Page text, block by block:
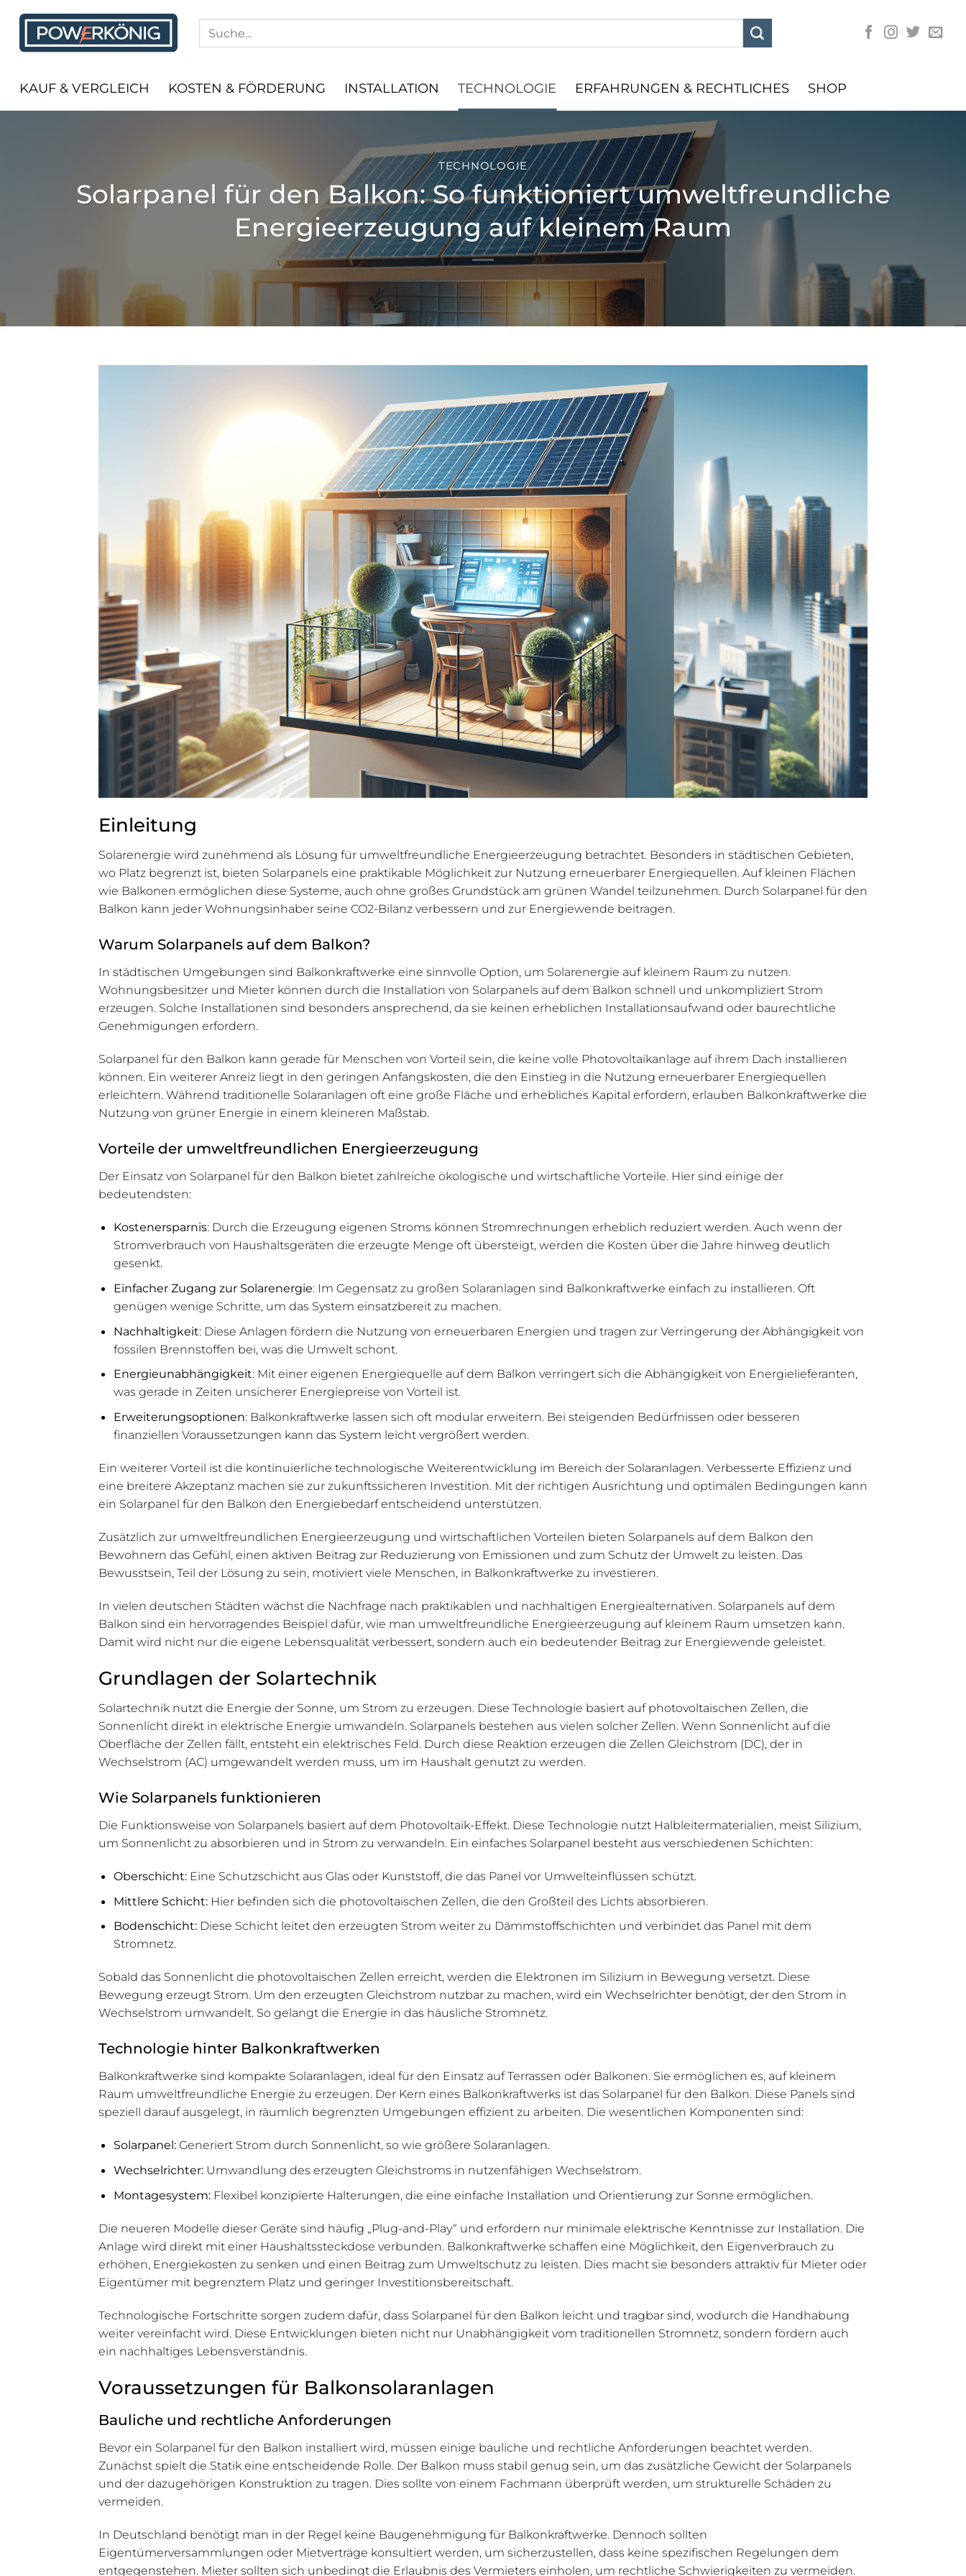
Inhalt
springen
KAUF & VERGLEICH KOSTEN & FÖRDERUNG INSTALLATION TECHNOLOGIE ERFAHRUNGEN & RECHTLICHES SHOP
TECHNOLOGIE
Solarpanel für den Balkon: So funktioniert umweltfreundliche
Energieerzeugung auf kleinem Raum
Einleitung
Solarenergie wird zunehmend als Lösung für umweltfreundliche Energieerzeugung betrachtet. Besonders in städtischen Gebieten,
wo Platz begrenzt ist, bieten Solarpanels eine praktikable Möglichkeit zur Nutzung erneuerbarer Energiequellen. Auf kleinen Flächen
wie Balkonen ermöglichen diese Systeme, auch ohne großes Grundstück am grünen Wandel teilzunehmen. Durch Solarpanel für den
Balkon kann jeder Wohnungsinhaber seine CO2-Bilanz verbessern und zur Energiewende beitragen.
Warum Solarpanels auf dem Balkon?
In städtischen Umgebungen sind Balkonkraftwerke eine sinnvolle Option, um Solarenergie auf kleinem Raum zu nutzen.
Wohnungsbesitzer und Mieter können durch die Installation von Solarpanels auf dem Balkon schnell und unkompliziert Strom
erzeugen. Solche Installationen sind besonders ansprechend, da sie keinen erheblichen Installationsaufwand oder baurechtliche
Genehmigungen erfordern.
Solarpanel für den Balkon kann gerade für Menschen von Vorteil sein, die keine volle Photovoltaikanlage auf ihrem Dach installieren
können. Ein weiterer Anreiz liegt in den geringen Anfangskosten, die den Einstieg in die Nutzung erneuerbarer Energiequellen
erleichtern. Während traditionelle Solaranlagen oft eine große Fläche und erhebliches Kapital erfordern, erlauben Balkonkraftwerke die
Nutzung von grüner Energie in einem kleineren Maßstab.
Vorteile der umweltfreundlichen Energieerzeugung
Der Einsatz von Solarpanel für den Balkon bietet zahlreiche ökologische und wirtschaftliche Vorteile. Hier sind einige der
bedeutendsten:
Kostenersparnis: Durch die Erzeugung eigenen Stroms können Stromrechnungen erheblich reduziert werden. Auch wenn der
Stromverbrauch von Haushaltsgeräten die erzeugte Menge oft übersteigt, werden die Kosten über die Jahre hinweg deutlich
gesenkt.
Einfacher Zugang zur Solarenergie: Im Gegensatz zu großen Solaranlagen sind Balkonkraftwerke einfach zu installieren. Oft
genügen wenige Schritte, um das System einsatzbereit zu machen.
Nachhaltigkeit: Diese Anlagen fördern die Nutzung von erneuerbaren Energien und tragen zur Verringerung der Abhängigkeit von
fossilen Brennstoffen bei, was die Umwelt schont.
Energieunabhängigkeit: Mit einer eigenen Energiequelle auf dem Balkon verringert sich die Abhängigkeit von Energielieferanten,
was gerade in Zeiten unsicherer Energiepreise von Vorteil ist.
Erweiterungsoptionen: Balkonkraftwerke lassen sich oft modular erweitern. Bei steigenden Bedürfnissen oder besseren
finanziellen Voraussetzungen kann das System leicht vergrößert werden.
Ein weiterer Vorteil ist die kontinuierliche technologische Weiterentwicklung im Bereich der Solaranlagen. Verbesserte Effizienz und
eine breitere Akzeptanz machen sie zur zukunftssicheren Investition. Mit der richtigen Ausrichtung und optimalen Bedingungen kann
ein Solarpanel für den Balkon den Energiebedarf entscheidend unterstützen.
Zusätzlich zur umweltfreundlichen Energieerzeugung und wirtschaftlichen Vorteilen bieten Solarpanels auf dem Balkon den
Bewohnern das Gefühl, einen aktiven Beitrag zur Reduzierung von Emissionen und zum Schutz der Umwelt zu leisten. Das
Bewusstsein, Teil der Lösung zu sein, motiviert viele Menschen, in Balkonkraftwerke zu investieren.
In vielen deutschen Städten wächst die Nachfrage nach praktikablen und nachhaltigen Energiealternativen. Solarpanels auf dem
Balkon sind ein hervorragendes Beispiel dafür, wie man umweltfreundliche Energieerzeugung auf kleinem Raum umsetzen kann.
Damit wird nicht nur die eigene Lebensqualität verbessert, sondern auch ein bedeutender Beitrag zur Energiewende geleistet.
Grundlagen der Solartechnik
Solartechnik nutzt die Energie der Sonne, um Strom zu erzeugen. Diese Technologie basiert auf photovoltaischen Zellen, die
Sonnenlicht direkt in elektrische Energie umwandeln. Solarpanels bestehen aus vielen solcher Zellen. Wenn Sonnenlicht auf die
Oberfläche der Zellen fällt, entsteht ein elektrisches Feld. Durch diese Reaktion erzeugen die Zellen Gleichstrom (DC), der in
Wechselstrom (AC) umgewandelt werden muss, um im Haushalt genutzt zu werden.
Wie Solarpanels funktionieren
Die Funktionsweise von Solarpanels basiert auf dem Photovoltaik-Effekt. Diese Technologie nutzt Halbleitermaterialien, meist Silizium,
um Sonnenlicht zu absorbieren und in Strom zu verwandeln. Ein einfaches Solarpanel besteht aus verschiedenen Schichten:
Oberschicht: Eine Schutzschicht aus Glas oder Kunststoff, die das Panel vor Umwelteinflüssen schützt.
Mittlere Schicht: Hier befinden sich die photovoltaischen Zellen, die den Großteil des Lichts absorbieren.
Bodenschicht: Diese Schicht leitet den erzeugten Strom weiter zu Dämmstoffschichten und verbindet das Panel mit dem
Stromnetz.
Sobald das Sonnenlicht die photovoltaischen Zellen erreicht, werden die Elektronen im Silizium in Bewegung versetzt. Diese
Bewegung erzeugt Strom. Um den erzeugten Gleichstrom nutzbar zu machen, wird ein Wechselrichter benötigt, der den Strom in
Wechselstrom umwandelt. So gelangt die Energie in das häusliche Stromnetz.
Technologie hinter Balkonkraftwerken
Balkonkraftwerke sind kompakte Solaranlagen, ideal für den Einsatz auf Terrassen oder Balkonen. Sie ermöglichen es, auf kleinem
Raum umweltfreundliche Energie zu erzeugen. Der Kern eines Balkonkraftwerks ist das Solarpanel für den Balkon. Diese Panels sind
speziell darauf ausgelegt, in räumlich begrenzten Umgebungen effizient zu arbeiten. Die wesentlichen Komponenten sind:
Solarpanel: Generiert Strom durch Sonnenlicht, so wie größere Solaranlagen.
Wechselrichter: Umwandlung des erzeugten Gleichstroms in nutzenfähigen Wechselstrom.
Montagesystem: Flexibel konzipierte Halterungen, die eine einfache Installation und Orientierung zur Sonne ermöglichen.
Die neueren Modelle dieser Geräte sind häufig „Plug-and-Play“ und erfordern nur minimale elektrische Kenntnisse zur Installation. Die
Anlage wird direkt mit einer Haushaltssteckdose verbunden. Balkonkraftwerke schaffen eine Möglichkeit, den Eigenverbrauch zu
erhöhen, Energiekosten zu senken und einen Beitrag zum Umweltschutz zu leisten. Dies macht sie besonders attraktiv für Mieter oder
Eigentümer mit begrenztem Platz und geringer Investitionsbereitschaft.
Technologische Fortschritte sorgen zudem dafür, dass Solarpanel für den Balkon leicht und tragbar sind, wodurch die Handhabung
weiter vereinfacht wird. Diese Entwicklungen bieten nicht nur Unabhängigkeit vom traditionellen Stromnetz, sondern fördern auch
ein nachhaltiges Lebensverständnis.
Voraussetzungen für Balkonsolaranlagen
Bauliche und rechtliche Anforderungen
Bevor ein Solarpanel für den Balkon installiert wird, müssen einige bauliche und rechtliche Anforderungen beachtet werden.
Zunächst spielt die Statik eine entscheidende Rolle. Der Balkon muss stabil genug sein, um das zusätzliche Gewicht der Solarpanels
und der dazugehörigen Konstruktion zu tragen. Dies sollte von einem Fachmann überprüft werden, um strukturelle Schäden zu
vermeiden.
In Deutschland benötigt man in der Regel keine Baugenehmigung für Balkonkraftwerke. Dennoch sollten
Eigentümerversammlungen oder Mietverträge konsultiert werden, um sicherzustellen, dass keine spezifischen Regelungen dem
entgegenstehen. Mieter sollten sich unbedingt die Erlaubnis des Vermieters einholen, um rechtliche Schwierigkeiten zu vermeiden.